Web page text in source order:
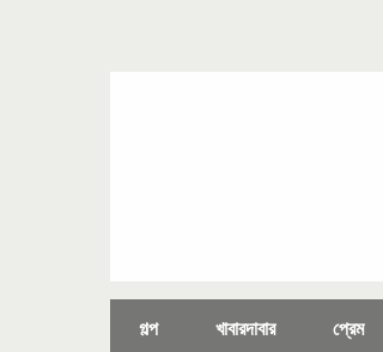
গল্প খাবারদাবার প্রেম